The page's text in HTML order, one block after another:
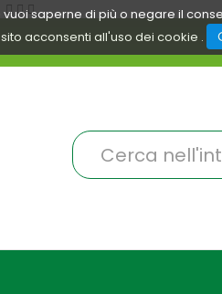
saperne di più o negare il
acconsenti all'uso dei cookie .
Cerca
Prodotto